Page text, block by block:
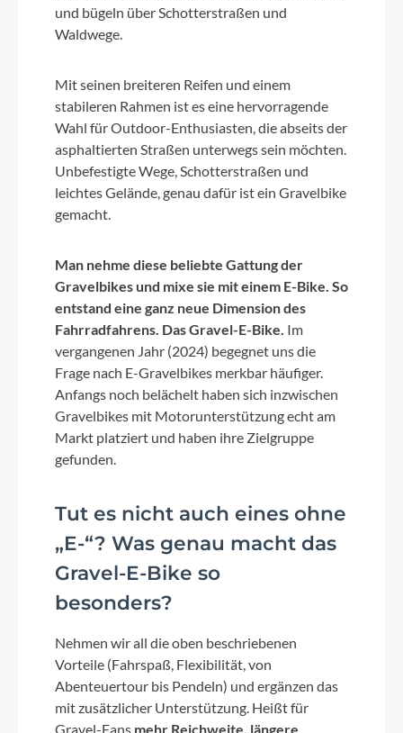
und bügeln über Schotterstraßen und
Waldwege.
Mit seinen breiteren Reifen und einem
stabileren Rahmen ist es eine hervorragende
Wahl für Outdoor-Enthusiasten, die abseits der
asphaltierten Straßen unterwegs sein möchten.
Unbefestigte Wege, Schotterstraßen und
leichtes Gelände, genau dafür ist ein Gravelbike
gemacht.
Man nehme diese beliebte Gattung der
Gravelbikes und mixe sie mit einem E-Bike. So
entstand eine ganz neue Dimension des
Fahrradfahrens. Das Gravel-E-Bike. Im
vergangenen Jahr (2024) begegnet uns die
Frage nach E-Gravelbikes merkbar häufiger.
Anfangs noch belächelt haben sich inzwischen
Gravelbikes mit Motorunterstützung echt am
Markt platziert und haben ihre Zielgruppe
gefunden.
Tut es nicht auch eines ohne
„E-“? Was genau macht das
Gravel-E-Bike so
besonders?
Nehmen wir all die oben beschriebenen
Vorteile (Fahrspaß, Flexibilität, von
Abenteuertour bis Pendeln) und ergänzen das
mit zusätzlicher Unterstützung. Heißt für
Gravel-Fans mehr Reichweite, längere